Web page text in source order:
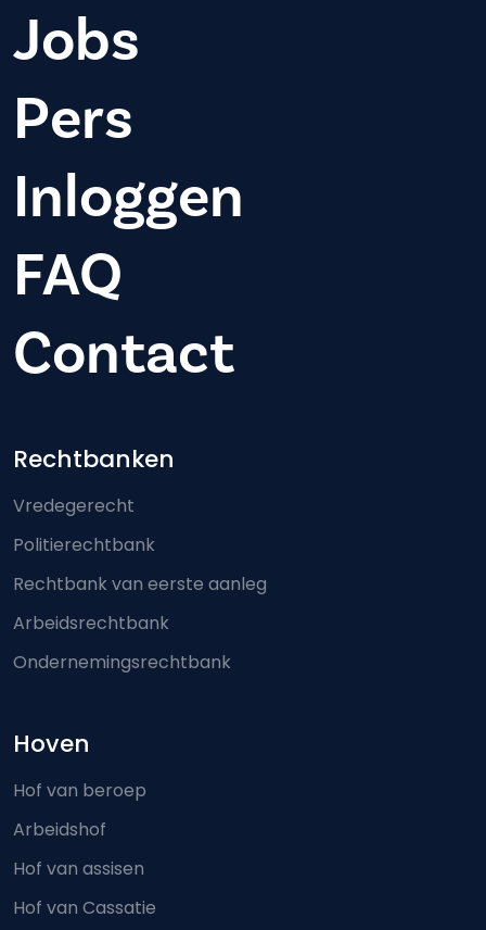
Jobs
Pers
Inloggen
FAQ
Contact
Footer-menu
Rechtbanken
Vredegerecht
Politierechtbank
Rechtbank van eerste aanleg
Arbeidsrechtbank
Ondernemingsrechtbank
Hoven
Hof van beroep
Arbeidshof
Hof van assisen
Hof van Cassatie